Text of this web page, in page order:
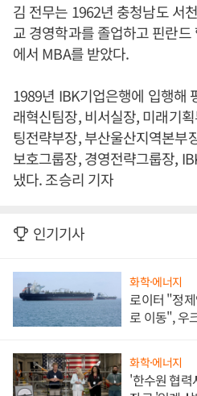
김 전무는 1962년 충청남도 서
교 경영학과를 졸업하고 핀란
에서 MBA를 받았다.
1989년 IBK기업은행에 입행해
래혁신팀장, 비서실장, 미래기
팅전략부장, 부산울산지역본부
보호그룹장, 경영전략그룹장,
냈다. 조승리 기자
인기기사
화학·에너지
로이터 "정
로 이동", 우
화학·에너지
'한수원 협력